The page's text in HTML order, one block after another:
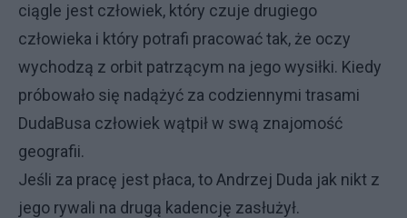
ciągle jest człowiek, który czuje drugiego
człowieka i który potrafi pracować tak, że oczy
wychodzą z orbit patrzącym na jego wysiłki. Kiedy
próbowało się nadążyć za codziennymi trasami
DudaBusa człowiek wątpił w swą znajomość
geografii.
Jeśli za pracę jest płaca, to Andrzej Duda jak nikt z
jego rywali na drugą kadencję zasłużył.